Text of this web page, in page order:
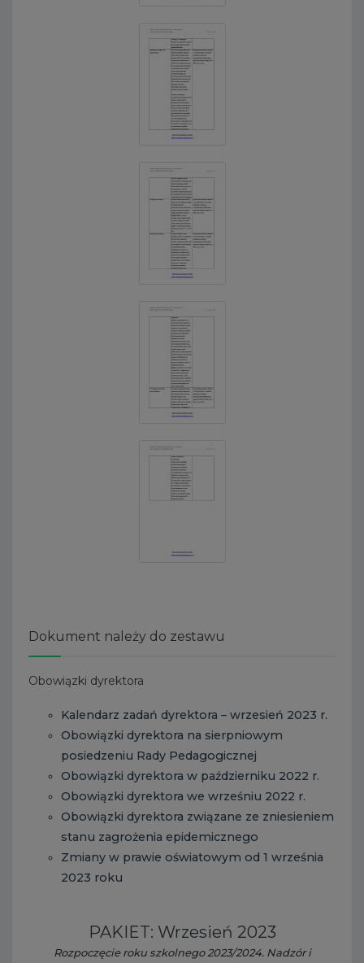
Dokument należy do zestawu
Obowiązki dyrektora
Kalendarz zadań dyrektora – wrzesień 2023 r.
Obowiązki dyrektora na sierpniowym
posiedzeniu Rady Pedagogicznej
Obowiązki dyrektora w październiku 2022 r.
Obowiązki dyrektora we wrześniu 2022 r.
Obowiązki dyrektora związane ze zniesieniem
stanu zagrożenia epidemicznego
Zmiany w prawie oświatowym od 1 września
2023 roku
PAKIET: Wrzesień 2023
Rozpoczęcie roku szkolnego 2023/2024. Nadzór i